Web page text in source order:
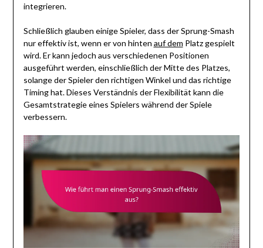
integrieren.
Schließlich glauben einige Spieler, dass der Sprung-Smash
nur effektiv ist, wenn er von hinten auf dem Platz gespielt
wird. Er kann jedoch aus verschiedenen Positionen
ausgeführt werden, einschließlich der Mitte des Platzes,
solange der Spieler den richtigen Winkel und das richtige
Timing hat. Dieses Verständnis der Flexibilität kann die
Gesamtstrategie eines Spielers während der Spiele
verbessern.